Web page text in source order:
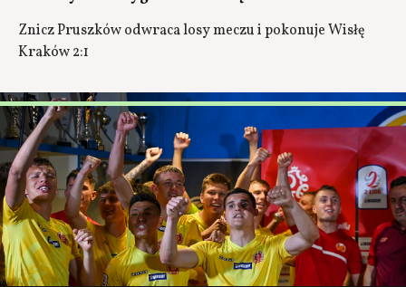
Znicz Pruszków odwraca losy meczu i pokonuje Wisłę
Kraków 2:1